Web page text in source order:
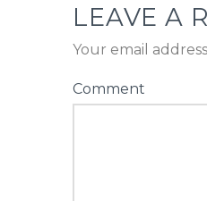
LEAVE A
Your email
Comment